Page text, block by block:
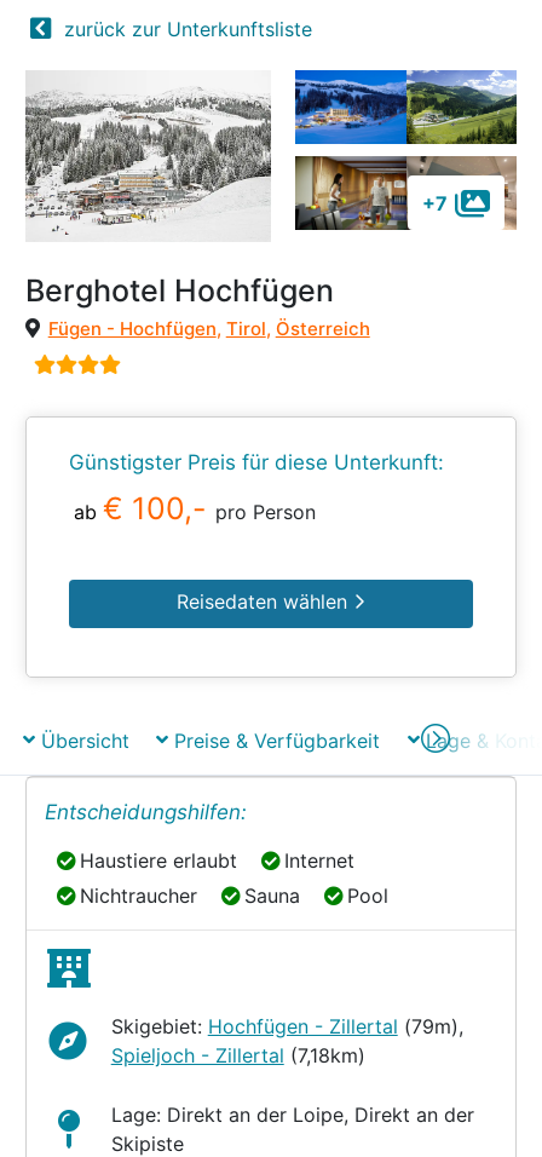
zurück zur Unterkunftsliste
+7
Berghotel Hochfügen
Fügen - Hochfügen, Tirol, Österreich
Günstigster Preis für diese Unterkunft:
ab € 100,- pro Person
Reisedaten wählen
Übersicht Preise & Verfügbarkeit Lage &
Entscheidungshilfen:
Haustiere erlaubt
Haustiere erlaubt Internet
Internet
Nichtraucher
Nichtraucher Sauna
Sauna Pool
Pool
Skigebiet: Hochfügen - Zillertal (79m),
Spieljoch - Zillertal (7,18km)
Lage: Direkt an der Loipe, Direkt an der
Skipiste